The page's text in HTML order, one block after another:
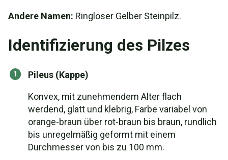
Andere Namen: Ringloser Gelber Steinpilz.
Identifizierung des Pilzes
Pileus (Kappe)
Konvex, mit zunehmendem Alter flach
werdend, glatt und klebrig, Farbe variabel von
orange-braun über rot-braun bis braun, rundlich
bis unregelmäßig geformt mit einem
Durchmesser von bis zu 100 mm.